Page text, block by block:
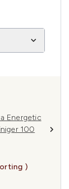
Energetic
100
)